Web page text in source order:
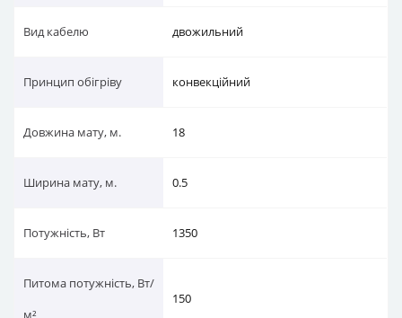
Вид кабелю двожильний
Принцип обігріву конвекційний
Довжина мату, м. 18
Ширина мату, м. 0.5
Потужність, Вт 1350
Питома потужність, Вт/
м²
150